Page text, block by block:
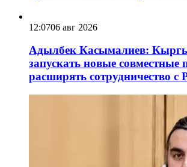
12:0706 авг 2026
Адылбек Касымалиев:
запускать новые совместные
расширять сотрудничество с